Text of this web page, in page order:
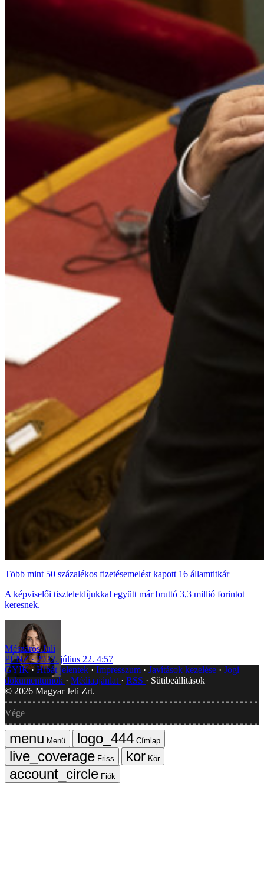
Több mint 50 százalékos fizetésemelést kapott 16 államtitkár
A képviselői tiszteletdíjukkal együtt már bruttó 3,3 millió forintot
keresnek.
Mészáros Juli
PÉNZ
2022. július 22. 4:57
GYIK Hibát jelentek Impresszum Javítások kezelése
Jogi
dokumentumok
Médiaajánlat RSS
Sütibeállítások
© 2026 Magyar Jeti Zrt.
Vége
Menü
Címlap
Friss
Kör
Fiók